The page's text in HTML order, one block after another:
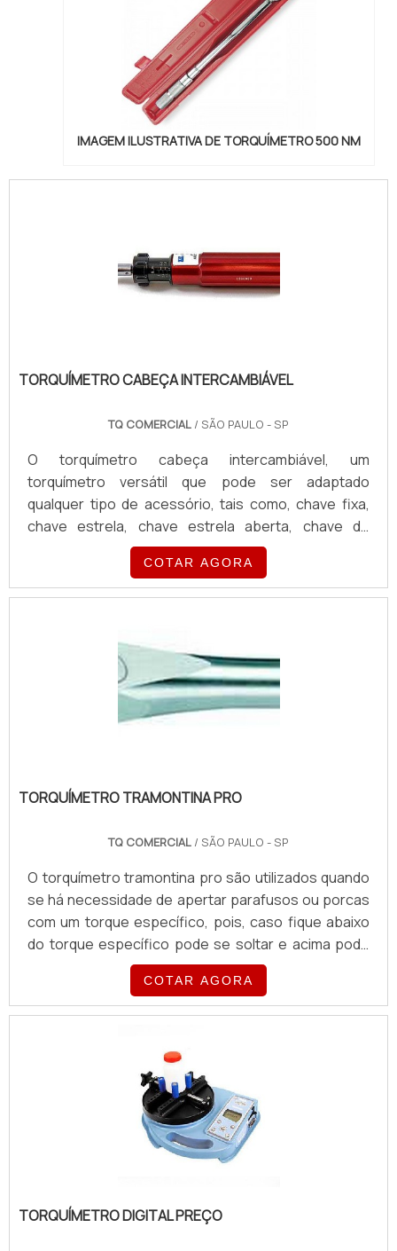
IMAGEM ILUSTRATIVA DE TORQUÍMETRO 500 NM
TORQUÍMETRO CABEÇA INTERCAMBIÁVEL
TQ COMERCIAL / SÃO PAULO - SP
O torquímetro cabeça intercambiável, um
torquímetro versátil que pode ser adaptado
qualquer tipo de acessório, tais como, chave fixa,
chave estrela, chave estrela aberta, chave de
gancho, chave para cone, catracas, quadrados fixos
e chaves especiais.Produto disponibilizado com
diferentes marcas TQ; Snap-ON; Atlas Copco -
torquímetro com cabeça intercambiavel TQ e Snap-
On é fabricado com corpo em aço carbono,
acabamento cromado, empunhadura ergonômica.
COTAR AGORA
TORQUÍMETRO TRAMONTINA PRO
TQ COMERCIAL / SÃO PAULO - SP
O torquímetro tramontina pro são utilizados quando
se há necessidade de apertar parafusos ou porcas
com um torque específico, pois, caso fique abaixo
do torque específico pode se soltar e acima pode
danificar os filetes da rosca ou o conjunto a ser
apertado, também pode ser utilizado para controle
do torque aplicado.O Torquímetro tramontina é
por um rigoroso controle de fabricação, todo
comprovando sua qu.
COTAR AGORA
TORQUÍMETRO DIGITAL PREÇO